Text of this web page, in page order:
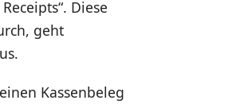
Diese
geht
Kassenbeleg